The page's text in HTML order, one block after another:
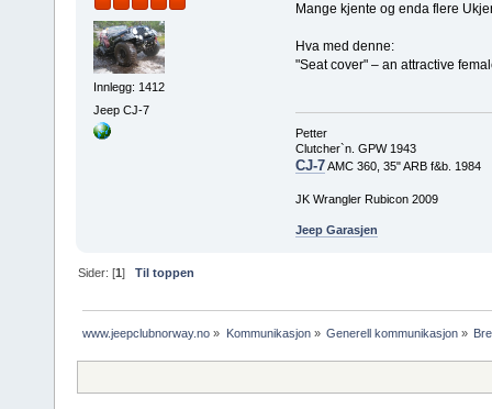
Innlegg: 1412
Jeep CJ-7
Mange kjente og enda flere
Hva med denne:
"Seat cover" – an attractive
Petter
Clutcher`n. GPW 1943
CJ-7AMC 360, 35" ARB f&b. 1984
JK Wrangler Rubicon 2009
Jeep Garasjen
Sider: [1]Til toppen
www.jeepclubnorway.no » Kommunikasjon» Generell kommunikasjon»